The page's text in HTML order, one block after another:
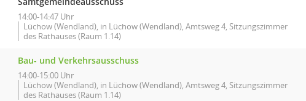
14:00-14:47 Uhr
Lüchow (Wendland), in Lüchow (Wendland), Amtsweg 4, Sitzungszimmer
des Rathauses (Raum 1.14)
Bau- und Verkehrsausschuss
14:00-15:00 Uhr
Lüchow (Wendland), in Lüchow (Wendland), Amtsweg 4, Sitzungszimmer
des Rathauses (Raum 1.14)